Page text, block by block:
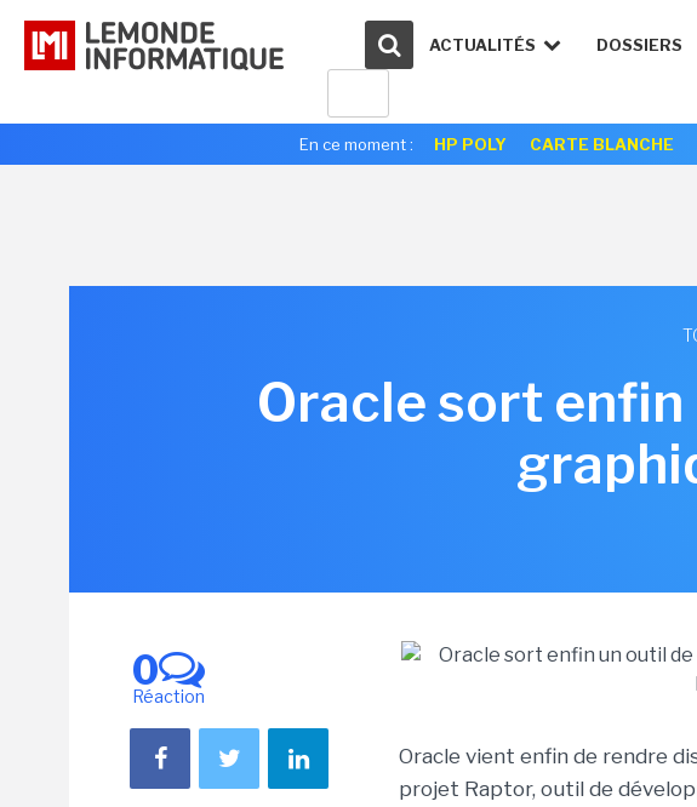
ACTUALITÉS DOSSIERS
En ce moment : HP POLY CARTE BLANCHE
Oracle sort
0
Réaction
Oracle vient enfin de rendre
projet Raptor, outil de